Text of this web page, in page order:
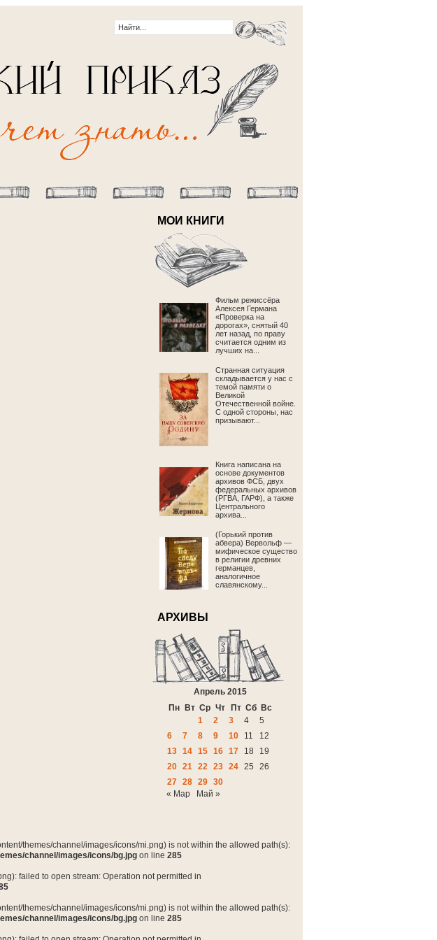
МОИ КНИГИ
Фильм режиссёра
Алексея Германа
«Проверка на
дорогах», снятый 40
лет назад, по праву
считается одним из
лучших на...
Странная ситуация
складывается у нас с
темой памяти о
Великой
Отечественной войне.
С одной стороны, нас
призывают...
Книга написана на
основе документов
архивов ФСБ, двух
федеральных архивов
(РГВА, ГАРФ), а также
Центрального
архива...
(Горький против
абвера) Вервольф —
мифическое существо
в религии древних
германцев,
аналогичное
славянскому...
АРХИВЫ
Апрель 2015
Пн
Вт Ср Чт Пт Сб Вс
1
2 3 4
5
6
7 8 9 10 11
12
13 14 15 16 17 18
19
20 21 22 23 24 25
26
27 28 29 30
« Мар
Май »
themes/channel/images/icons/mi.png) is not within the allowed path(s):
channel/images/icons/bg.jpg on line 285
failed to open stream: Operation not permitted in
themes/channel/images/icons/mi.png) is not within the allowed path(s):
channel/images/icons/bg.jpg on line 285